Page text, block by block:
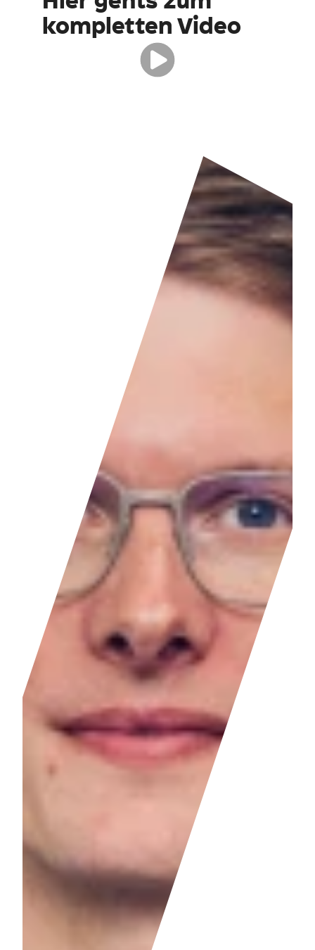
kompletten Video